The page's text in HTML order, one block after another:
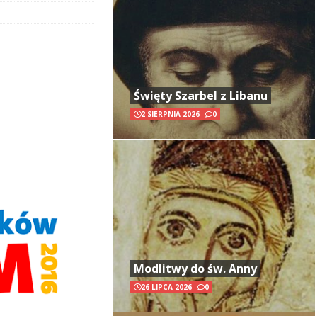
Święty Szarbel z Libanu
2 SIERPNIA 2026 0
Modlitwy do św. Anny
26 LIPCA 2026 0